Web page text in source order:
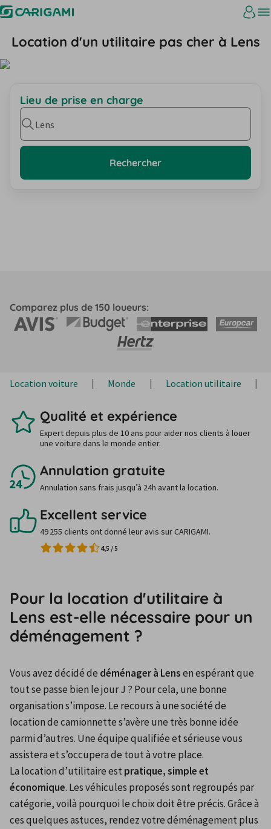
Location d'un utilitaire pas cher à Lens
Lieu de prise en charge
Lens
Rechercher
Comparez plus de 150 loueurs:
Location voiture Monde Location utilitaire
Qualité et expérience
Expert depuis plus de 10 ans pour aider nos clients à louer
une voiture dans le monde entier.
Annulation gratuite
Annulation sans frais jusqu’à 24h avant la location.
Excellent service
49 255 clients ont donné leur avis sur CARIGAMI.
4,5 /5
Pour la location d'utilitaire à
Lens est-elle nécessaire pour un
déménagement ?
Vous avez décidé de déménager à Lens en espérant que
tout se passe bien le jour J ? Pour cela, une bonne
organisation s’impose. Le recours à une société de
location de camionnette s’avère une très bonne idée
parmi d’autres. Une équipe qualifiée et sérieuse vous
assistera et s’occupera de tout à votre place.
La location d’utilitaire est pratique, simple et
économique. Les véhicules proposés sont regroupés par
catégorie, voilà pourquoi le choix doit être précis. Grâce à
ces quelques astuces, rendez votre déménagement plus